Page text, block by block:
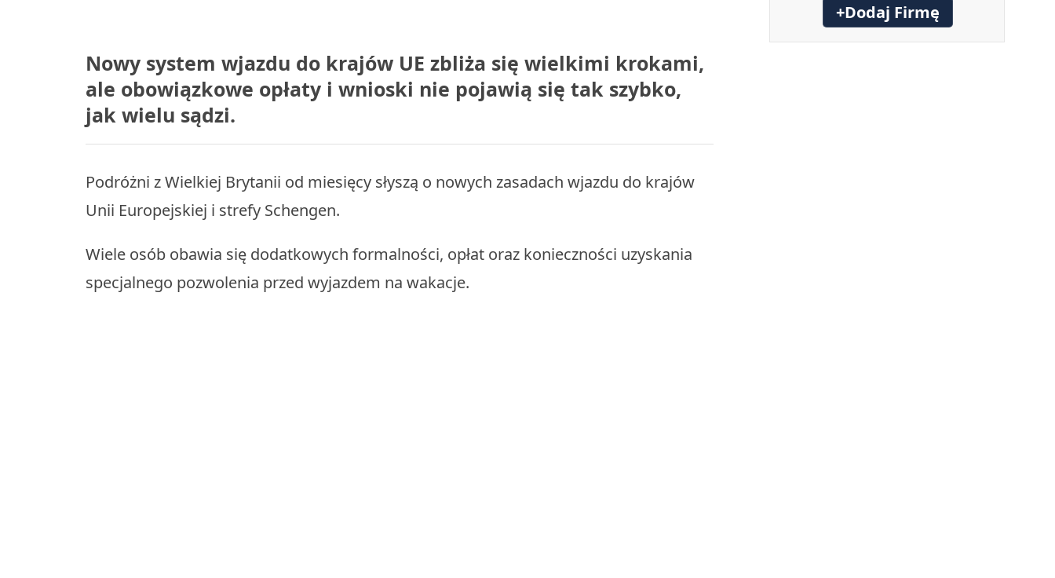
Nowy system wjazdu do krajów UE zbliża się wielkimi krokami,
ale obowiązkowe opłaty i wnioski nie pojawią się tak szybko,
jak wielu sądzi.
Podróżni z Wielkiej Brytanii od miesięcy słyszą o nowych zasadach wjazdu do krajów
Unii Europejskiej i strefy Schengen.
Wiele osób obawia się dodatkowych formalności, opłat oraz konieczności uzyskania
specjalnego pozwolenia przed wyjazdem na wakacje.
+Dodaj Firmę